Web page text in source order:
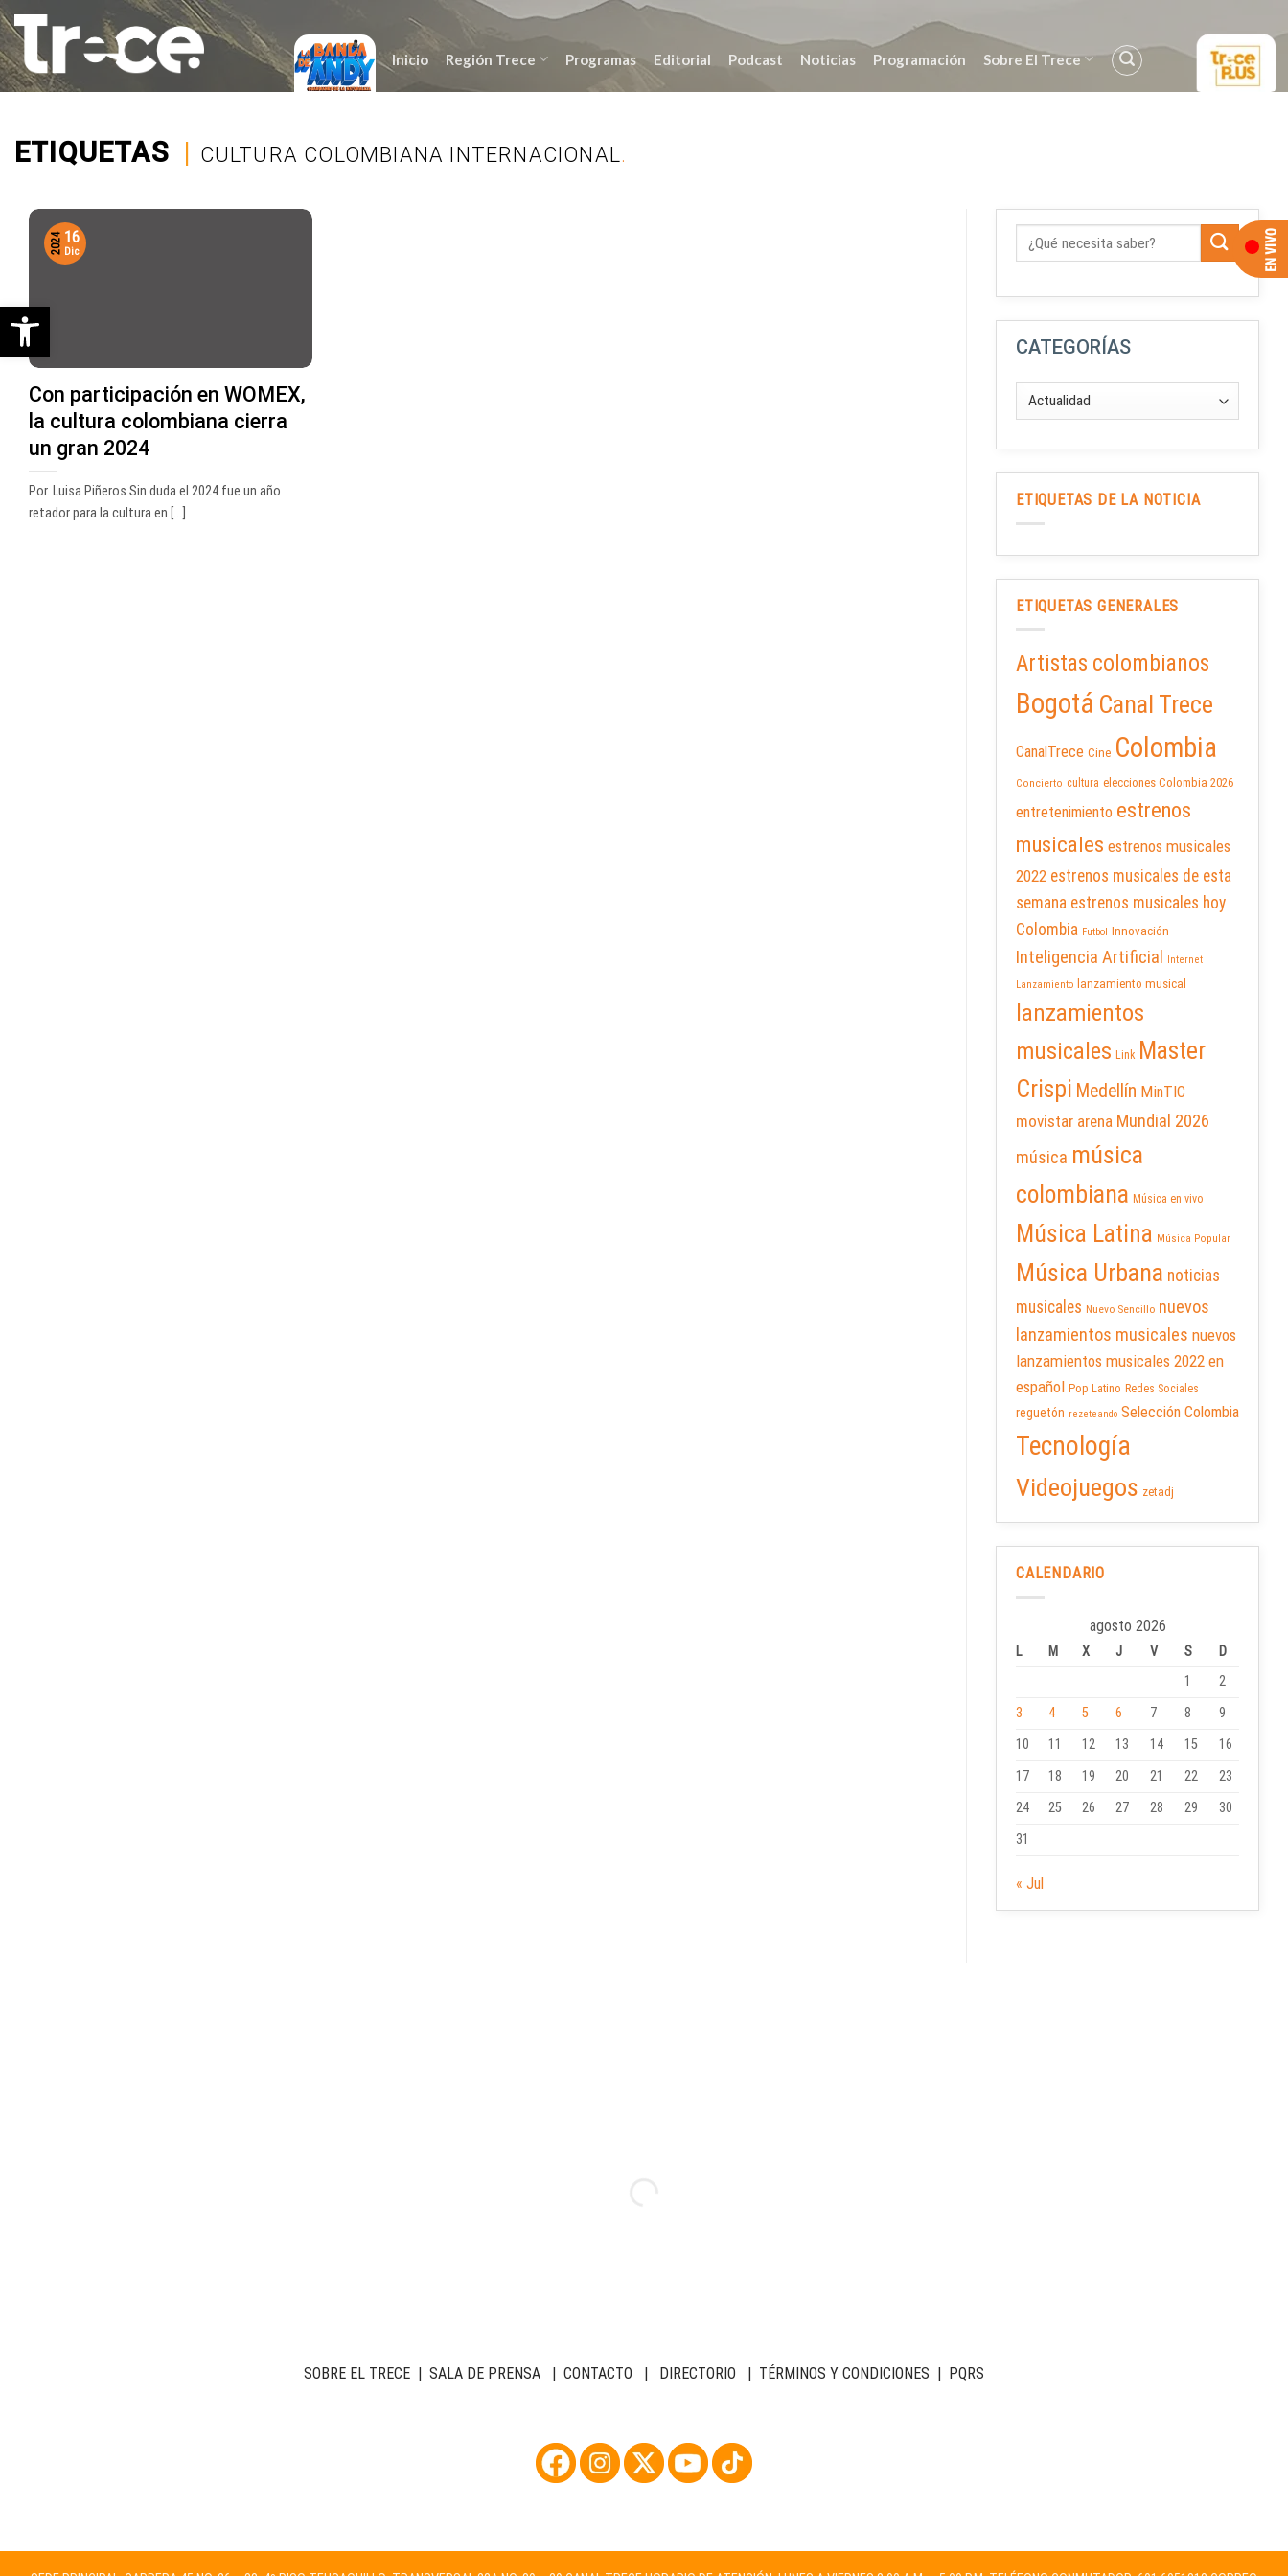
Saltar
al
contenido
Inicio Región Trece Programas Editorial Podcast Noticias Programación Sobre El Trece
ETIQUETAS | CULTURA COLOMBIANA INTERNACIONAL.
Con participación en WOMEX,
la cultura colombiana cierra
un gran 2024
Por. Luisa Piñeros Sin duda el 2024 fue un año
retador para la cultura en [...]
16
Dic
2024
CATEGORÍAS
ETIQUETAS DE LA NOTICIA
ETIQUETAS GENERALES
Artistas colombianos
Bogotá Canal Trece
CanalTrece Cine Colombia
Concierto cultura elecciones Colombia 2026
entretenimiento estrenos
musicales estrenos musicales
2022 estrenos musicales de esta
semana estrenos musicales hoy
Colombia Futbol Innovación
Inteligencia Artificial
Internet
Lanzamiento
lanzamiento musical
lanzamientos
musicales Link Master
Crispi Medellín MinTIC
movistar arena Mundial 2026
música música
colombiana Música en vivo
Música Latina Música Popular
Música Urbana noticias
musicales Nuevo Sencillo nuevos
lanzamientos musicales nuevos
lanzamientos musicales 2022 en
español Pop Latino Redes Sociales
reguetón rezeteando Selección Colombia
Tecnología
Videojuegos zetadj
CALENDARIO
agosto 2026
L M X J V S
D
1
2
3
4 5 6 7 8
9
10
11 12 13 14 15
16
17
18 19 20 21 22
23
24
25 26 27 28 29
30
31
« Jul
SOBRE EL TRECE | SALA DE PRENSA | CONTACTO | DIRECTORIO | TÉRMINOS Y CONDICIONES | PQRS
Abrir barra de herramientas